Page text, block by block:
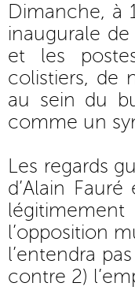
Dimanche, à
inaugurale
et les
colistiers, de
au sein du
comme un
Les regards
d’Alain
l’opposition
l’entendra
contre 2)